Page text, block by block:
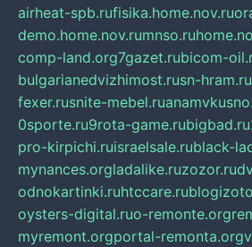
airheat-spb.rufisika.home.nov.ru
demo.home.nov.rumnso.ru
comp-land.org7gazet.rubicom-
bulgarianedvizhimost.rusn-hram.ru
fexer.rusnite-mebel.ru
0sporte.ru9rota-game.rubigbad.ru
pro-kirpichi.ruisraelsale.rublack-
mynances.orgladalike.ruzozor.ru
odnokartinki.ruhtccare.ru
oysters-digital.ruo-remonte.org
myremont.orgportal-remonta.org